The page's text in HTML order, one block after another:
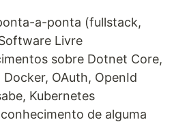
a-ponta (fullstack,
Livre
sobre Dotnet Core,
OAuth, OpenId
Kubernetes
de alguma